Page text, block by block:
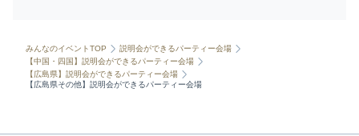
みんなのイベントTOP
説明会ができるパーティー会場
【中国・四国】説明会ができるパーティー会場
【広島県】説明会ができるパーティー会場
【広島県その他】説明会ができるパーティー会場